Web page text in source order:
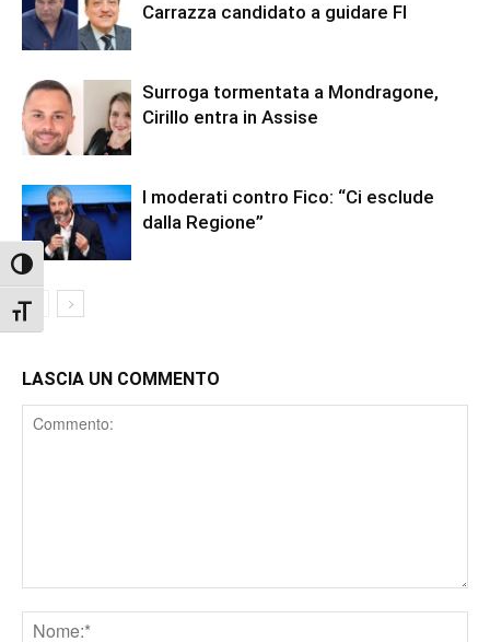
Attiva/disattiva alto contrasto
Attiva/disattiva dimensione testo
Carrazza candidato a guidare FI
Surroga tormentata a Mondragone,
Cirillo entra in Assise
I moderati contro Fico: “Ci esclude
dalla Regione”
LASCIA UN COMMENTO
Comment
Nome